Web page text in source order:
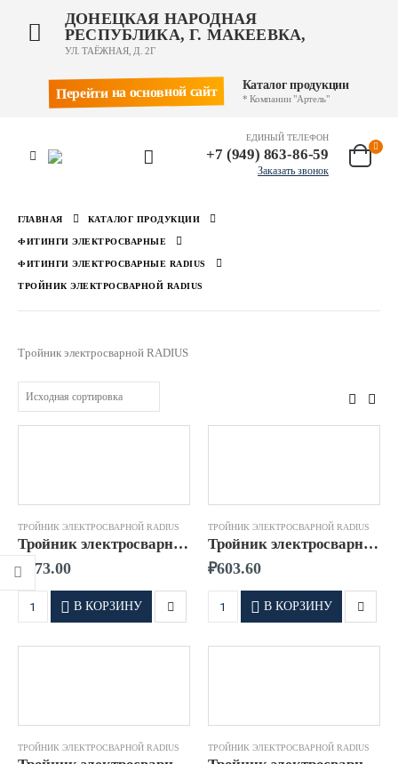
ДОНЕЦКАЯ НАРОДНАЯ
РЕСПУБЛИКА, Г. МАКЕЕВКА,
УЛ. ТАЁЖНАЯ, Д. 2Г
Перейти на основной сайт Каталог продукции
* Компании "Артель"
ЕДИНЫЙ ТЕЛЕФОН
+7 (949) 863-86-59
Заказать звонок
ГЛАВНАЯ КАТАЛОГ ПРОДУКЦИИ
ФИТИНГИ ЭЛЕКТРОСВАРНЫЕ
ФИТИНГИ ЭЛЕКТРОСВАРНЫЕ RADIUS
ТРОЙНИК ЭЛЕКТРОСВАРНОЙ RADIUS
Тройник электросварной RADIUS
ТРОЙНИК ЭЛЕКТРОСВАРНОЙ RADIUS
Тройник электросварной д.0020 SDR11 ПЭ100 RADIUS
₽ 573.00
В КОРЗИНУ
ТРОЙНИК ЭЛЕКТРОСВАРНОЙ RADIUS
Тройник электросварной д.0025 SDR11 ПЭ100 RADIUS
₽603.60
В КОРЗИНУ
ТРОЙНИК ЭЛЕКТРОСВАРНОЙ RADIUS ТРОЙНИК ЭЛЕКТРОСВАРНОЙ RADIUS